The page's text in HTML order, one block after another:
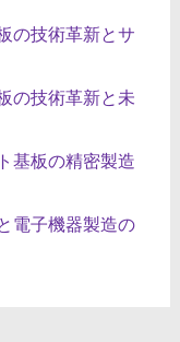
の技術革新とサ
の技術革新と未
基板の精密製造
電子機器製造の